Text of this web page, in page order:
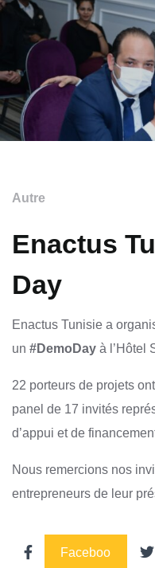
Autre
Enactus
Day
Enactus Tunisie a
un #DemoDay à l’Hôtel
22 porteurs de projets
panel de 17 invités
d’appui et de
Nous remercions nos
entrepreneurs de leur
Faceboo